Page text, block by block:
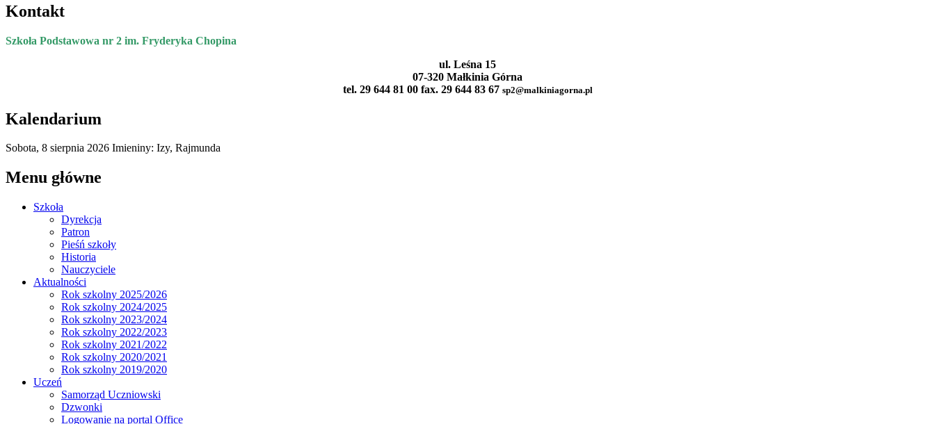
Kontakt
Szkoła Podstawowa nr 2 im. Fryderyka Chopina
ul. Leśna 15
07-320 Małkinia Górna
tel. 29 644 81 00 fax. 29 644 83 67 sp2@malkiniagorna.pl
Kalendarium
Sobota, 8 sierpnia 2026 Imieniny: Izy, Rajmunda
Menu główne
Szkoła
Dyrekcja
Patron
Pieśń szkoły
Historia
Nauczyciele
Aktualności
Rok szkolny 2025/2026
Rok szkolny 2024/2025
Rok szkolny 2023/2024
Rok szkolny 2022/2023
Rok szkolny 2021/2022
Rok szkolny 2020/2021
Rok szkolny 2019/2020
Uczeń
Samorząd Uczniowski
Dzwonki
Logowanie na portal Office